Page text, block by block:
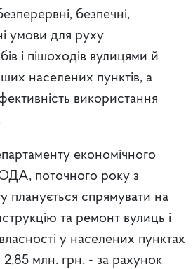
безпечні,
умови для руху
і пішоходів вулицями й
населених пунктів, а
використання
економічного
ОДА, поточного року з
планується спрямувати на
та ремонт вулиць і
у населених пунктах
млн. грн. - за рахунок